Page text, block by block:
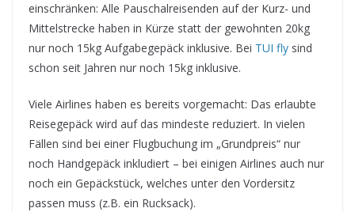
einschränken: Alle Pauschalreisenden auf der Kurz- und
Mittelstrecke haben in Kürze statt der gewohnten 20kg
nur noch 15kg Aufgabegepäck inklusive. Bei TUI fly sind
schon seit Jahren nur noch 15kg inklusive.
Viele Airlines haben es bereits vorgemacht: Das erlaubte
Reisegepäck wird auf das mindeste reduziert. In vielen
Fällen sind bei einer Flugbuchung im „Grundpreis“ nur
noch Handgepäck inkludiert – bei einigen Airlines auch nur
noch ein Gepäckstück, welches unter den Vordersitz
passen muss (z.B. ein Rucksack).